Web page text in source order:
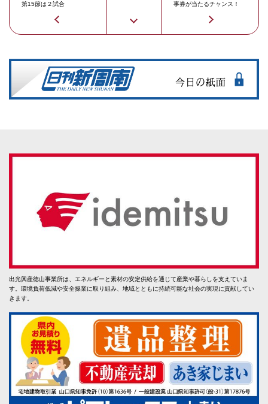
第15節は２試合
事券が当たるチャンス！
出光興産徳山事業所は、エネルギーと素材の安定供給を通じて産業や暮らしを支えていま
す。環境負荷低減や安全操業に取り組み、地域とともに持続可能な社会の実現に貢献してい
きます。